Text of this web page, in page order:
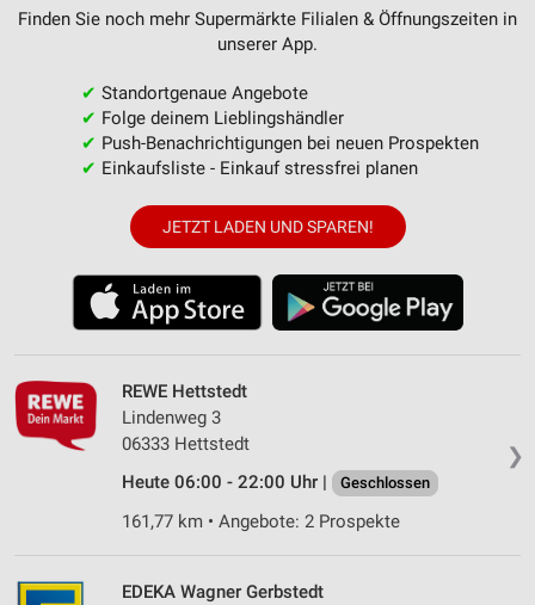
Finden Sie noch mehr Supermärkte Filialen & Öffnungszeiten in
unserer App.
✔ Standortgenaue Angebote
✔ Folge deinem Lieblingshändler
✔ Push-Benachrichtigungen bei neuen Prospekten
✔ Einkaufsliste - Einkauf stressfrei planen
JETZT LADEN UND SPAREN!
❯
REWE Hettstedt
Lindenweg 3
06333 Hettstedt
Heute 06:00 - 22:00 Uhr |
Geschlossen
161,77 km • Angebote: 2 Prospekte
EDEKA Wagner Gerbstedt